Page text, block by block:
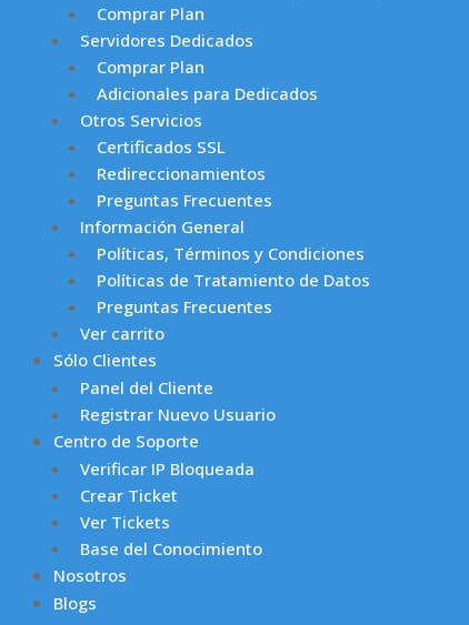
Comprar Plan
Servidores Dedicados
Comprar Plan
Adicionales para Dedicados
Otros Servicios
Certificados SSL
Redireccionamientos
Preguntas Frecuentes
Información General
Políticas, Términos y Condiciones
Políticas de Tratamiento de Datos
Preguntas Frecuentes
Ver carrito
Sólo Clientes
Panel del Cliente
Registrar Nuevo Usuario
Centro de Soporte
Verificar IP Bloqueada
Crear Ticket
Ver Tickets
Base del Conocimiento
Nosotros
Blogs